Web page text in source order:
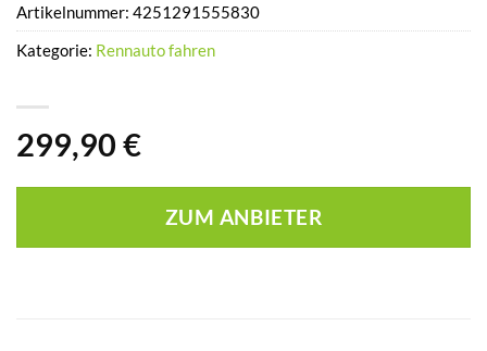
299,90 €
ZUM ANBIETER
Artikelnummer: 4251291555830
Kategorie: Rennauto fahren